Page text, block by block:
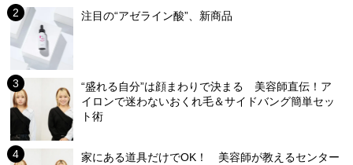
注目の“アゼライン酸”、新商品
“盛れる自分”は顔まわりで決まる 美容師直伝！ア
イロンで迷わないおくれ毛＆サイドバング簡単セッ
ト術
家にある道具だけでOK！ 美容師が教えるセンター